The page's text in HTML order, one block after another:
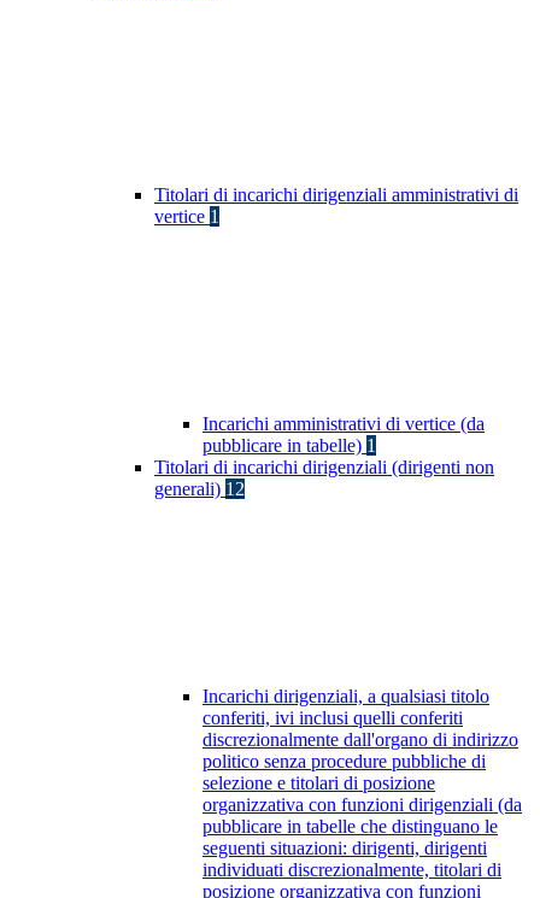
Titolari di incarichi dirigenziali amministrativi di
vertice 1
Incarichi amministrativi di vertice (da
pubblicare in tabelle) 1
Titolari di incarichi dirigenziali (dirigenti non
generali) 12
Incarichi dirigenziali, a qualsiasi titolo
conferiti, ivi inclusi quelli conferiti
discrezionalmente dall'organo di indirizzo
politico senza procedure pubbliche di
selezione e titolari di posizione
organizzativa con funzioni dirigenziali (da
pubblicare in tabelle che distinguano le
seguenti situazioni: dirigenti, dirigenti
individuati discrezionalmente, titolari di
posizione organizzativa con funzioni